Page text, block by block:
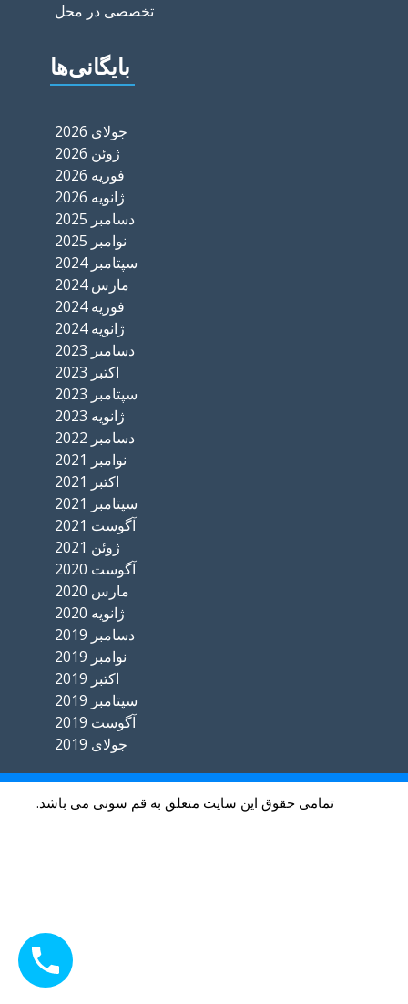
تخصصی در محل
بایگانی‌ها
جولای 2026
ژوئن 2026
فوریه 2026
ژانویه 2026
دسامبر 2025
نوامبر 2025
سپتامبر 2024
مارس 2024
فوریه 2024
ژانویه 2024
دسامبر 2023
اکتبر 2023
سپتامبر 2023
ژانویه 2023
دسامبر 2022
نوامبر 2021
اکتبر 2021
سپتامبر 2021
آگوست 2021
ژوئن 2021
آگوست 2020
مارس 2020
ژانویه 2020
دسامبر 2019
نوامبر 2019
اکتبر 2019
سپتامبر 2019
آگوست 2019
جولای 2019
تمامی حقوق این سایت متعلق به قم سونی می باشد.